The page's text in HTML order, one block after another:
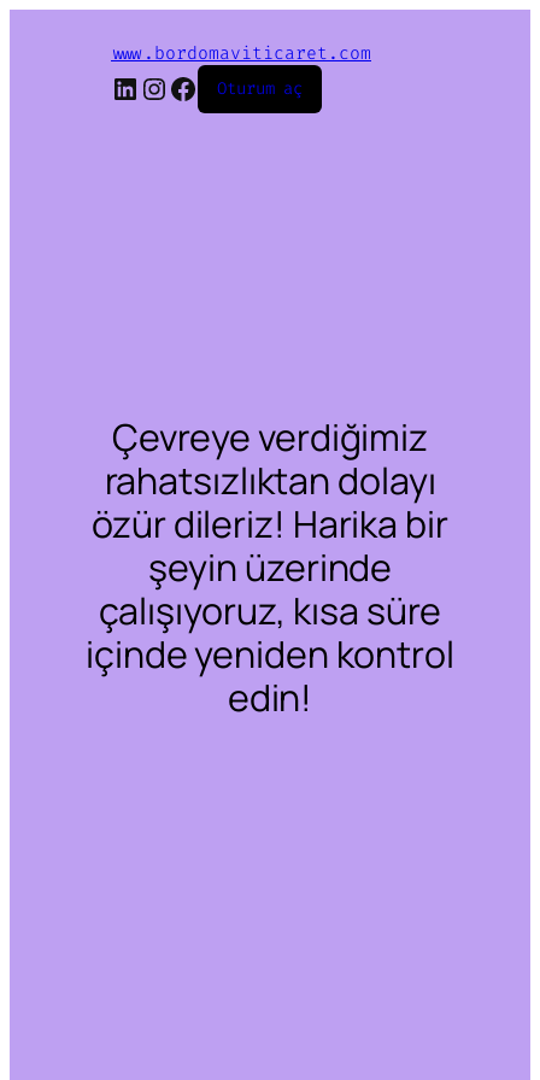
www.bordomaviticaret.com
LinkedIn
Instagram
Facebook
Oturum aç
Çevreye verdiğimiz
rahatsızlıktan dolayı
özür dileriz! Harika bir
şeyin üzerinde
çalışıyoruz, kısa süre
içinde yeniden kontrol
edin!